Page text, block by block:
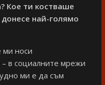
Кое ти костваше
най-голямо
ми носи
– в социалните мрежи
ми е да съм